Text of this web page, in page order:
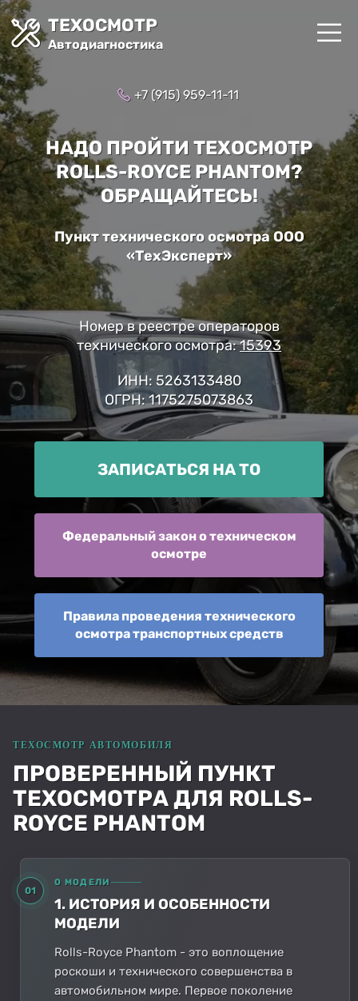
ТЕХОСМОТР
Автодиагностика
+7 (915) 959-11-11
НАДО ПРОЙТИ ТЕХОСМОТР
ROLLS-ROYCE PHANTOM?
ОБРАЩАЙТЕСЬ!
Пункт технического осмотра ООО
«ТехЭксперт»
Номер в реестре операторов
технического осмотра:15393
ИНН: 5263133480
ОГРН: 1175275073863
ЗАПИСАТЬСЯ НА ТО
Федеральный закон о техническом
осмотре
Правила проведения технического
осмотра транспортных средств
ПРОВЕРЕННЫЙ ПУНКТ
ТЕХОСМОТРА ДЛЯ ROLLS-
ROYCE PHANTOM
01
О МОДЕЛИ
1. ИСТОРИЯ И ОСОБЕННОСТИ
МОДЕЛИ
Rolls-Royce Phantom - это воплощение
роскоши и технического совершенства в
автомобильном мире. Первое поколение